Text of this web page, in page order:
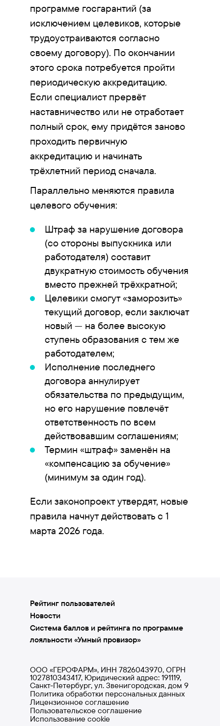
программе госгарантий (за
исключением целевиков, которые
трудоустраиваются согласно
своему договору). По окончании
этого срока потребуется пройти
периодическую аккредитацию.
Если специалист прервёт
наставничество или не отработает
полный срок, ему придётся заново
проходить первичную
аккредитацию и начинать
трёхлетний период сначала.
Параллельно меняются правила
целевого обучения:
Штраф за нарушение договора
(со стороны выпускника или
работодателя) составит
двукратную стоимость обучения
вместо прежней трёхкратной;
Целевики смогут «заморозить»
текущий договор, если заключат
новый — на более высокую
ступень образования с тем же
работодателем;
Исполнение последнего
договора аннулирует
обязательства по предыдущим,
но его нарушение повлечёт
ответственность по всем
действовавшим соглашениям;
Термин «штраф» заменён на
«компенсацию за обучение»
(минимум за один год).
Если законопроект утвердят, новые
правила начнут действовать с 1
марта 2026 года.
Рейтинг пользователей
Новости
Система баллов и рейтинга по программе
лояльности «Умный провизор»
ООО «ГЕРОФАРМ», ИНН 7826043970, ОГРН
1027810343417, Юридический адрес: 191119,
Санкт-Петербург, ул. Звенигородская, дом 9
Политика обработки персональных данных
Лицензионное соглашение
Пользовательское соглашение
Использование cookie